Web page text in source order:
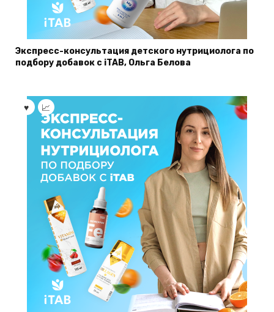
Экспресс-консультация детского нутрициолога по
подбору добавок с iTAB, Ольга Белова